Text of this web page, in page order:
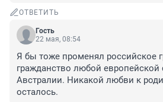
ОТВЕТИТЬ
Гость
22 мая, 08:54
Я бы тоже променял российское
гражданство любой европейской
Австралии. Никакой любви к
осталось.